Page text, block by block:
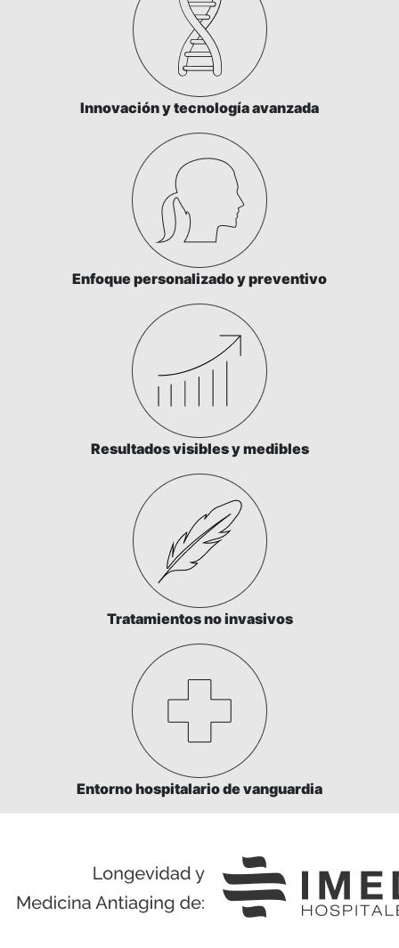
Innovación y tecnología avanzada
Enfoque personalizado y preventivo
Resultados visibles y medibles
Tratamientos no invasivos
Entorno hospitalario de vanguardia